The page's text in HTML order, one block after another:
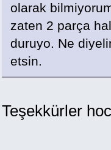
olarak
zaten 2 parça
duruyo. Ne
etsin.
Teşekkürler